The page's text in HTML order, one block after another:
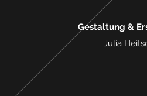
Gestaltung &
Julia